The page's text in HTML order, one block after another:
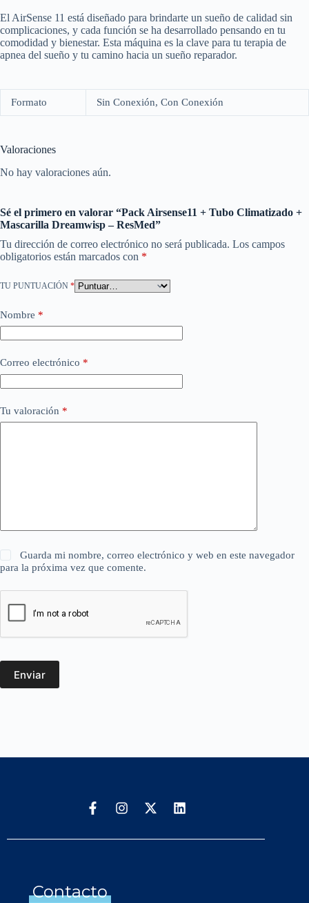
El AirSense 11 está diseñado para brindarte un sueño de calidad sin
complicaciones, y cada función se ha desarrollado pensando en tu
comodidad y bienestar. Esta máquina es la clave para tu terapia de
apnea del sueño y tu camino hacia un sueño reparador.
Formato Sin Conexión, Con Conexión
Valoraciones
No hay valoraciones aún.
Sé el primero en valorar “Pack Airsense11 + Tubo Climatizado +
Mascarilla Dreamwisp – ResMed”
Tu dirección de correo electrónico no será publicada. Los campos
obligatorios están marcados con *
TU PUNTUACIÓN *
Nombre *
Correo electrónico *
Tu valoración *
Guarda mi nombre, correo electrónico y web en este navegador
para la próxima vez que comente.
Enviar
Contacto